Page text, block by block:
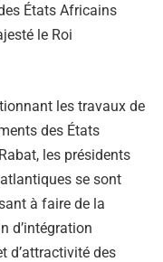
États Africains
le Roi
les travaux de
des États
les présidents
se sont
à faire de la
d’intégration
d’attractivité des